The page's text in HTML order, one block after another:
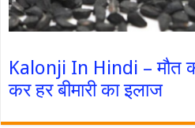
Kalonji In Hindi – मौत
कर हर बीमारी का इलाज